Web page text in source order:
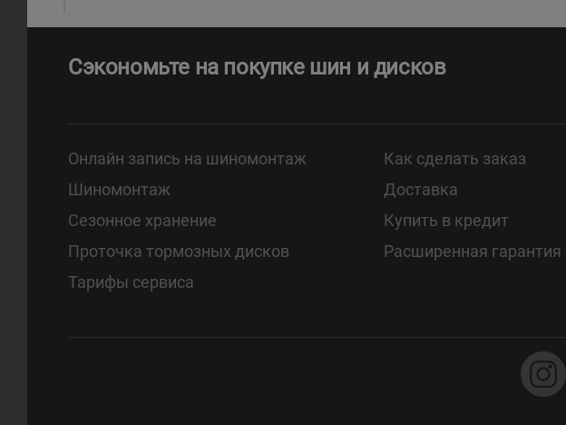
Сэкономьте на покупке шин и дисков
Онлайн запись на шиномонтаж
Шиномонтаж
Сезонное хранение
Проточка тормозных дисков
Тарифы сервиса
Как сделать заказ
Доставка
Купить в кредит
Расширенная гарантия